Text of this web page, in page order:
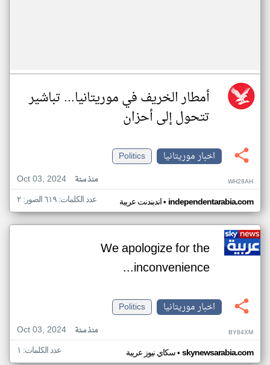
أمطار الخريف في موريتانيا... تباشير
تتحول إلى أحزان
اخبار موريتانيا
Politics
Oct 03, 2024
منذ سنة WH28AH
اندبندنت عربية• independentarabia.com عدد الكلمات: ٦١٩ الصور: ٢
We apologize for the
inconvenience...
اخبار موريتانيا
Politics
Oct 03, 2024
منذ سنة BY84XM
سكاي نيوز عربية• skynewsarabia.com عدد الكلمات: ١